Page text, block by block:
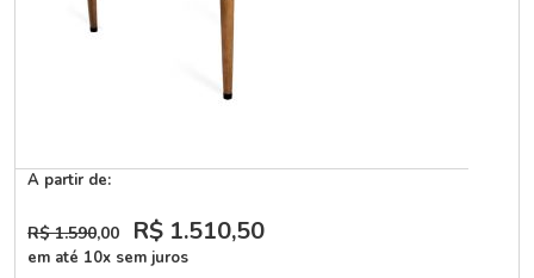
A partir de:
R$ 1.590,00 R$ 1.510,50
em até 10x sem juros